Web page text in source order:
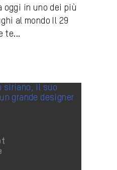
oggi in uno dei più
al mondo Il 29
te...